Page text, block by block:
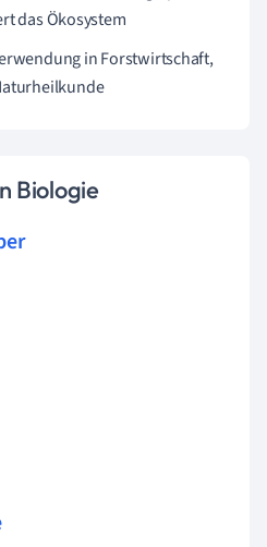
das Ökosystem
in Forstwirtschaft,
Biologie